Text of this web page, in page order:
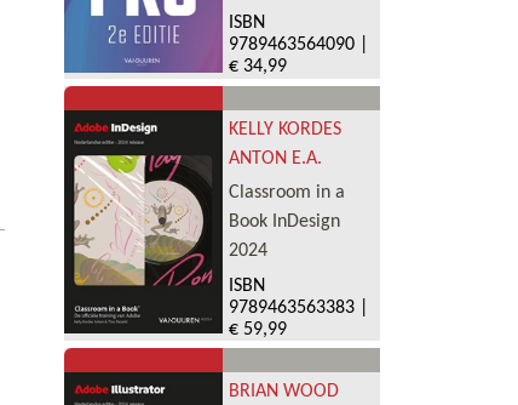
ISBN
9789463564090|
€ 34,99
KELLY KORDES
ANTON E.A.
Classroom in a
Book InDesign
2024
ISBN
9789463563383|
€ 59,99
BRIAN WOOD